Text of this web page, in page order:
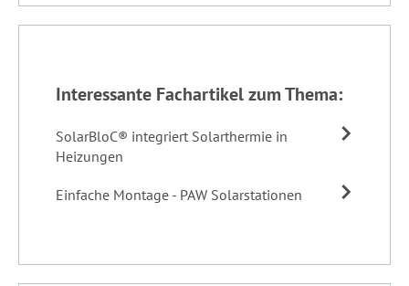
Interessante Fachartikel zum Thema:
SolarBloC® integriert Solarthermie in
Heizungen
Einfache Montage - PAW Solarstationen